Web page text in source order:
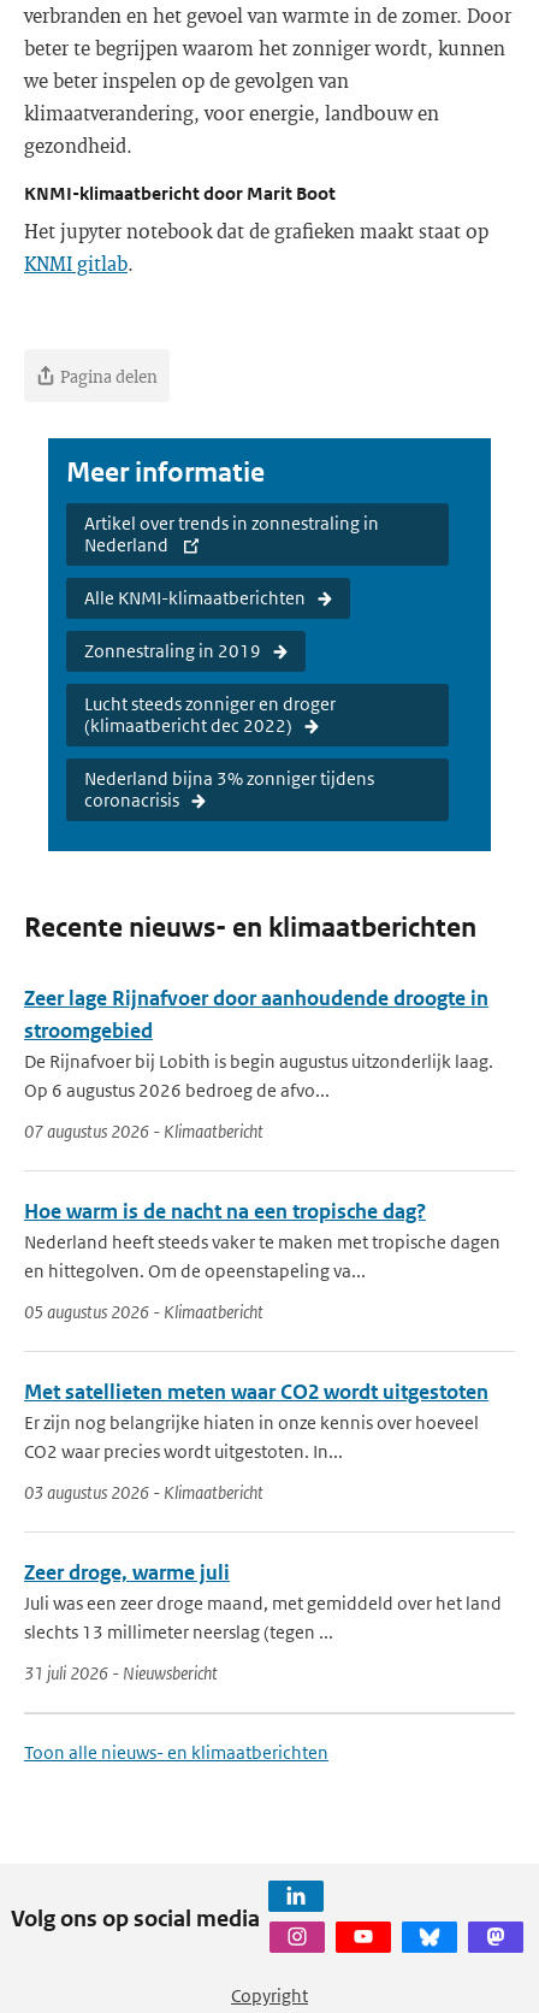
verbranden en het gevoel van warmte in de zomer. Door
beter te begrijpen waarom het zonniger wordt, kunnen
we beter inspelen op de gevolgen van
klimaatverandering, voor energie, landbouw en
gezondheid.
KNMI-klimaatbericht door Marit Boot
Het jupyter notebook dat de grafieken maakt staat op
KNMI gitlab.
Pagina delen
Meer informatie
Artikel over trends in zonnestraling in
Nederland
Alle KNMI-klimaatberichten
Zonnestraling in 2019
Lucht steeds zonniger en droger
(klimaatbericht dec 2022)
Nederland bijna 3% zonniger tijdens
coronacrisis
Recente nieuws- en klimaatberichten
Zeer lage Rijnafvoer door aanhoudende droogte in
stroomgebied
De Rijnafvoer bij Lobith is begin augustus uitzonderlijk laag.
Op 6 augustus 2026 bedroeg de afvo...
07 augustus 2026 - Klimaatbericht
Hoe warm is de nacht na een tropische dag?
Nederland heeft steeds vaker te maken met tropische dagen
en hittegolven. Om de opeenstapeling va...
05 augustus 2026 - Klimaatbericht
Met satellieten meten waar CO2 wordt uitgestoten
Er zijn nog belangrijke hiaten in onze kennis over hoeveel
CO2 waar precies wordt uitgestoten. In...
03 augustus 2026 - Klimaatbericht
Zeer droge, warme juli
Juli was een zeer droge maand, met gemiddeld over het land
slechts 13 millimeter neerslag (tegen ...
31 juli 2026 - Nieuwsbericht
Toon alle nieuws- en klimaatberichten
Volg ons op social media
Copyright